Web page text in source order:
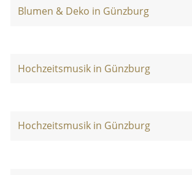
Blumen & Deko in Günzburg
Hochzeitsmusik in Günzburg
Hochzeitsmusik in Günzburg